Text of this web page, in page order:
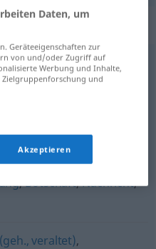
,Botschaft,Nachricht,
veraltet),
Daten, um
Geräteeigenschaften zur
von und/oder Zugriff auf
Werbung und Inhalte,
und
Akzeptieren